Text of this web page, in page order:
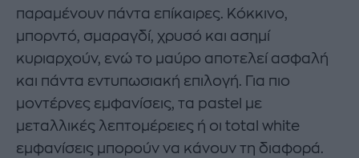
παραμένουν πάντα επίκαιρες. Κόκκινο,
μπορντό, σμαραγδί, χρυσό και ασημί
κυριαρχούν, ενώ το μαύρο αποτελεί ασφαλή
και πάντα εντυπωσιακή επιλογή. Για πιο
μοντέρνες εμφανίσεις, τα pastel με
μεταλλικές λεπτομέρειες ή οι total white
εμφανίσεις μπορούν να κάνουν τη διαφορά.